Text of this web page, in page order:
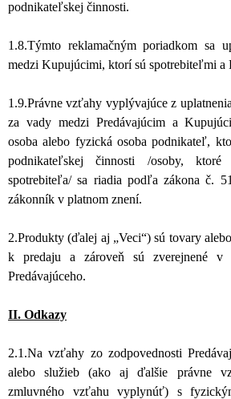
podnikateľskej činnosti.
1.8.Týmto reklamačným poriadkom sa
medzi Kupujúcimi, ktorí sú spotrebiteľmi a
1.9.Právne vzťahy vyplývajúce z
za vady medzi Predávajúcim a
osoba alebo fyzická osoba podnikateľ,
podnikateľskej činnosti /osoby,
spotrebiteľa/ sa riadia podľa zákona č.
zákonník v platnom znení.
2.Produkty (ďalej aj „Veci“) sú tovary
k predaju a zároveň sú zverejnené v
Predávajúceho.
II. Odkazy
2.1.Na vzťahy zo zodpovednosti
alebo služieb (ako aj ďalšie právne
zmluvného vzťahu vyplynúť) s